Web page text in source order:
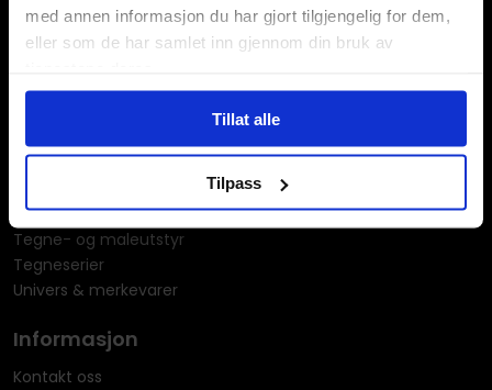
med annen informasjon du har gjort tilgjengelig for dem,
eller som de har samlet inn gjennom din bruk av
Tillat alle
Tilpass
Klær
Kortspill & samlekort
LEGO
Merchandise & effekter
Miniatyrspill
Rollespill
Tegne- og maleutstyr
Tegneserier
Univers & merkevarer
Informasjon
Kontakt oss